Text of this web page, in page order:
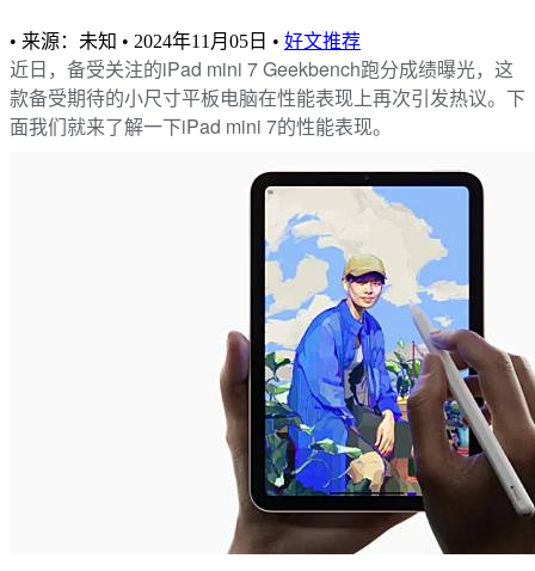
• 来源：未知 • 2024年11月05日 • 好文推荐
近日，备受关注的iPad mini 7 Geekbench跑分成绩曝光，这
款备受期待的小尺寸平板电脑在性能表现上再次引发热议。下
面我们就来了解一下iPad mini 7的性能表现。